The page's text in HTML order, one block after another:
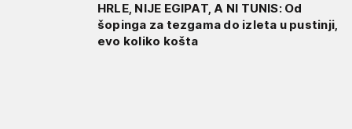
HRLE, NIJE EGIPAT, A NI TUNIS: Od
šopinga za tezgama do izleta u pustinji,
evo koliko košta